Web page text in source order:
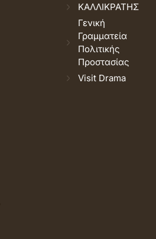
ΚΑΛΛΙΚΡΑΤΗΣ
Γενική
Γραμματεία
Πολιτικής
Προστασίας
Visit Drama